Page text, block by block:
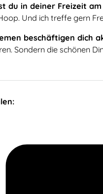
du in deiner Freizeit
Und ich treffe gern
beschäftigen dich
Sondern die schönen